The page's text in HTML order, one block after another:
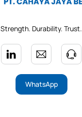
Strength. Durability. Trust.
WhatsApp